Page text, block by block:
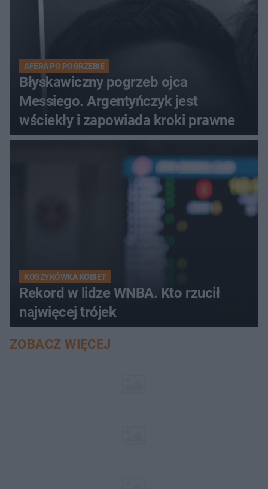
AFERA PO POGRZEBIE
Błyskawiczny pogrzeb ojca
Messiego. Argentyńczyk jest
wściekły i zapowiada kroki prawne
KOSZYKÓWKA KOBIET
Rekord w lidze WNBA. Kto rzucił
najwięcej trójek
ZOBACZ WIĘCEJ